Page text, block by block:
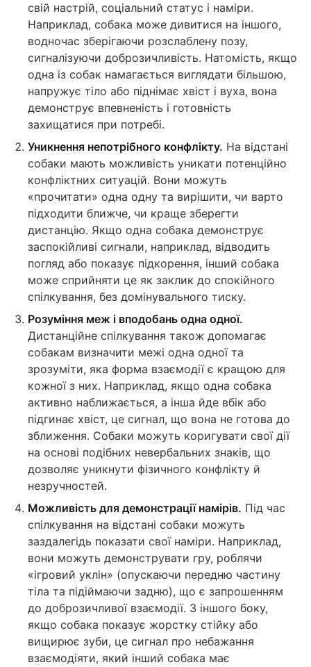
свій настрій, соціальний статус і наміри.
Наприклад, собака може дивитися на іншого,
водночас зберігаючи розслаблену позу,
сигналізуючи доброзичливість. Натомість, якщо
одна із собак намагається виглядати більшою,
напружує тіло або піднімає хвіст і вуха, вона
демонструє впевненість і готовність
захищатися при потребі.
Уникнення непотрібного конфлікту. На відстані
собаки мають можливість уникати потенційно
конфліктних ситуацій. Вони можуть
«прочитати» одна одну та вирішити, чи варто
підходити ближче, чи краще зберегти
дистанцію. Якщо одна собака демонструє
заспокійливі сигнали, наприклад, відводить
погляд або показує підкорення, інший собака
може сприйняти це як заклик до спокійного
спілкування, без домінувального тиску.
Розуміння меж і вподобань одна одної.
Дистанційне спілкування також допомагає
собакам визначити межі одна одної та
зрозуміти, яка форма взаємодії є кращою для
кожної з них. Наприклад, якщо одна собака
активно наближається, а інша йде вбік або
підгинає хвіст, це сигнал, що вона не готова до
зближення. Собаки можуть коригувати свої дії
на основі подібних невербальних знаків, що
дозволяє уникнути фізичного конфлікту й
незручностей.
Можливість для демонстрації намірів. Під час
спілкування на відстані собаки можуть
заздалегідь показати свої наміри. Наприклад,
вони можуть демонструвати гру, роблячи
«ігровий уклін» (опускаючи передню частину
тіла та підіймаючи задню), що є запрошенням
до доброзичливої взаємодії. З іншого боку,
якщо собака показує жорстку стійку або
вищирює зуби, це сигнал про небажання
взаємодіяти, який інший собака має